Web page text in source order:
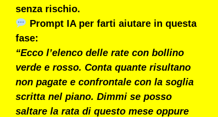
senza rischio.
Prompt IA per farti aiutare in questa
fase:
“Ecco l’elenco delle rate con bollino
verde e rosso. Conta quante risultano
non pagate e confrontale con la soglia
scritta nel piano. Dimmi se posso
saltare la rata di questo mese oppure